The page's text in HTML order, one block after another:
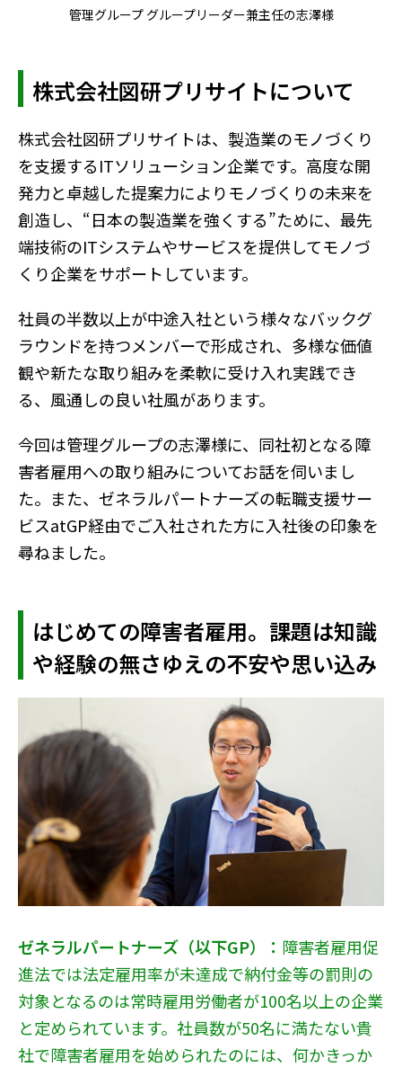
管理グループ グループリーダー兼主任の志澤様
株式会社図研プリサイトについて
株式会社図研プリサイトは、製造業のモノづくり
を支援するITソリューション企業です。高度な開
発力と卓越した提案力によりモノづくりの未来を
創造し、“日本の製造業を強くする”ために、最先
端技術のITシステムやサービスを提供してモノづ
くり企業をサポートしています。
社員の半数以上が中途入社という様々なバックグ
ラウンドを持つメンバーで形成され、多様な価値
観や新たな取り組みを柔軟に受け入れ実践でき
る、風通しの良い社風があります。
今回は管理グループの志澤様に、同社初となる障
害者雇用への取り組みについてお話を伺いまし
た。また、ゼネラルパートナーズの転職支援サー
ビスatGP経由でご入社された方に入社後の印象を
尋ねました。
はじめての障害者雇用。課題は知識
や経験の無さゆえの不安や思い込み
ゼネラルパートナーズ（以下GP）： 障害者雇用促
進法では法定雇用率が未達成で納付金等の罰則の
対象となるのは常時雇用労働者が100名以上の企業
と定められています。社員数が50名に満たない貴
社で障害者雇用を始められたのには、何かきっか